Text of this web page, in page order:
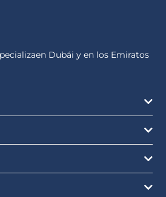
Dubái y en los Emiratos